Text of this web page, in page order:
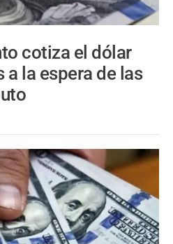
cotiza el dólar
a la espera de las